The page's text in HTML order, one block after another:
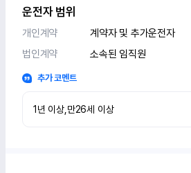
운전자 범위
개인계약
계약자 및 추가운전자
법인계약
소속된 임직원
추가 코멘트
1년 이상,만26세 이상